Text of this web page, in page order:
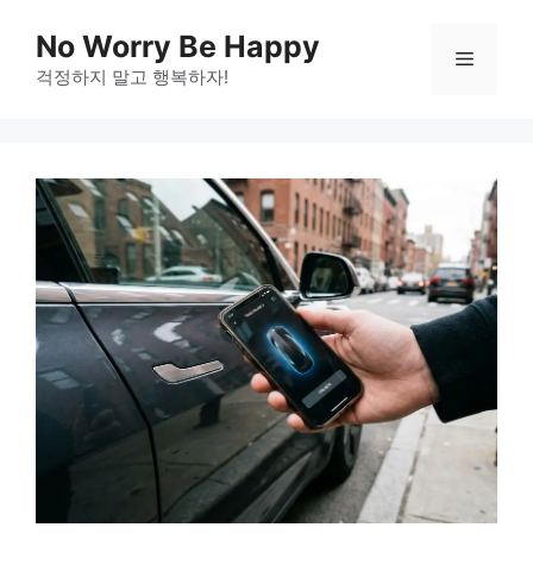
content
No Worry Be Happy
걱정하지 말고 행복하자!
Menu